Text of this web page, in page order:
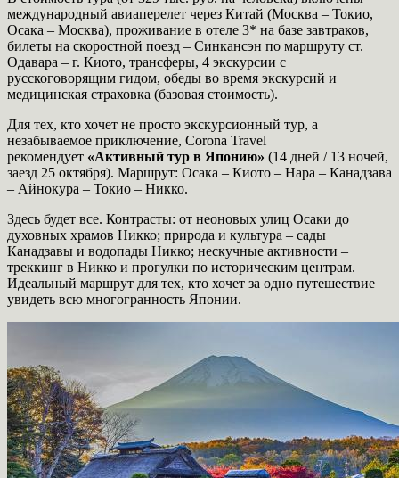
международный авиаперелет через Китай (Москва – Токио,
Осака – Москва), проживание в отеле 3* на базе завтраков,
билеты на скоростной поезд – Синкансэн по маршруту ст.
Одавара – г. Киото, трансферы, 4 экскурсии с
русскоговорящим гидом, обеды во время экскурсий и
медицинская страховка (базовая стоимость).
Для тех, кто хочет не просто экскурсионный тур, а
незабываемое приключение, Corona Travel
рекомендует «Активный тур в Японию» (14 дней / 13 ночей,
заезд 25 октября). Маршрут: Осака – Киото – Нара – Канадзава
– Айнокура – Токио – Никко.
Здесь будет все. Контрасты: от неоновых улиц Осаки до
духовных храмов Никко; природа и культура – сады
Канадзавы и водопады Никко; нескучные активности –
треккинг в Никко и прогулки по историческим центрам.
Идеальный маршрут для тех, кто хочет за одно путешествие
увидеть всю многогранность Японии.